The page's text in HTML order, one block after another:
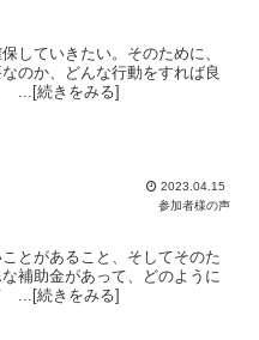
していきたい。そのために、
のか、どんな行動をすれば良
...[続きをみる]
2023.04.15
参加者様の声
とがあること、そしてそのた
補助金があって、どのように
...[続きをみる]